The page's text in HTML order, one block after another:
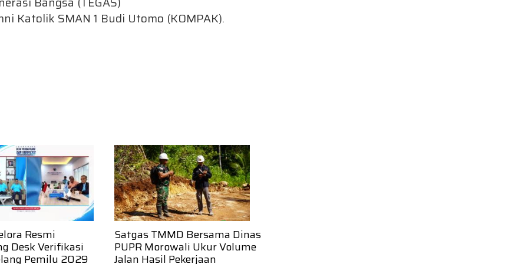
Katolik SMAN 1 Budi Utomo (KOMPAK).
Resmi
Desk Verifikasi
Pemilu 2029
Satgas TMMD Bersama Dinas
PUPR Morowali Ukur Volume
Jalan Hasil Pekerjaan